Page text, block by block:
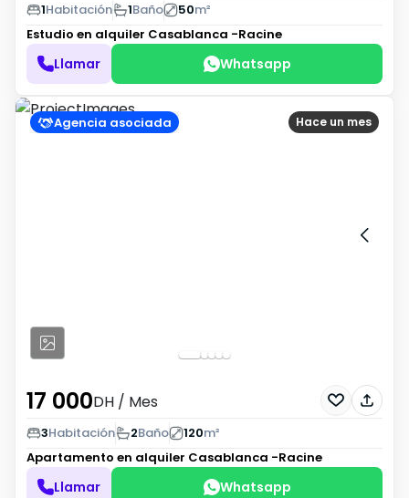
1Habitación 1Baño 50m²
Estudio en alquiler Casablanca -Racine
Llamar Whatsapp
Hace un mes
Agencia asociada
17 000DH / Mes
3Habitación 2Baño 120m²
Apartamento en alquiler Casablanca -Racine
Llamar Whatsapp